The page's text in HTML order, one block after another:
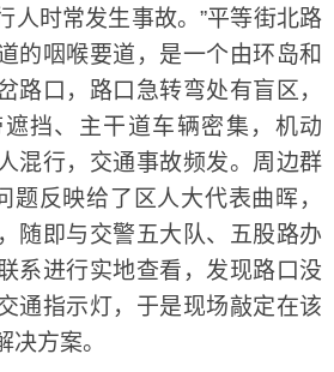
人时常发生事故。”平等街北路
的咽喉要道，是一个由环岛和
路口，路口急转弯处有盲区，
挡、主干道车辆密集，机动
混行，交通事故频发。周边群
题反映给了区人大代表曲晖，
随即与交警五大队、五股路办
系进行实地查看，发现路口没
通指示灯，于是现场敲定在该
决方案。